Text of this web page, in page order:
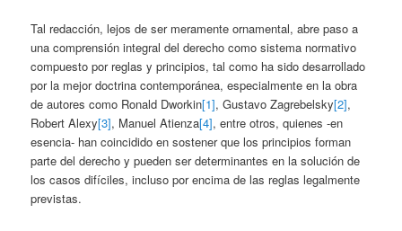
Tal redacción, lejos de ser meramente ornamental, abre paso a
una comprensión integral del derecho como sistema normativo
compuesto por reglas y principios, tal como ha sido desarrollado
por la mejor doctrina contemporánea, especialmente en la obra
de autores como Ronald Dworkin[1], Gustavo Zagrebelsky[2],
Robert Alexy[3], Manuel Atienza[4], entre otros, quienes -en
esencia- han coincidido en sostener que los principios forman
parte del derecho y pueden ser determinantes en la solución de
los casos difíciles, incluso por encima de las reglas legalmente
previstas.